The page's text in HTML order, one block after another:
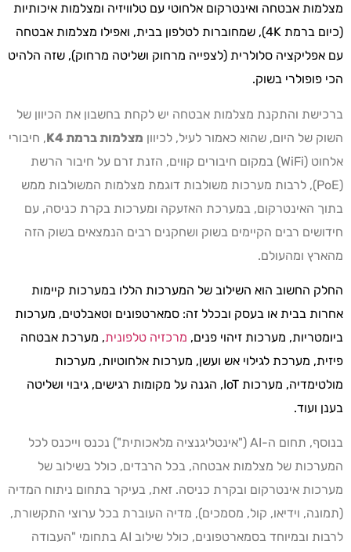
מצלמות אבטחה ואינטרקום אלחוטי עם טלוויזיה ומצלמות איכותיות
(כיום ברמת 4K), שמחוברות לטלפון בבית, ואפילו מצלמות אבטחה
עם אפליקציה סלולרית (לצפייה מרחוק ושליטה מרחוק), שזה הלהיט
הכי פופולרי בשוק.
ברכישת והתקנת מצלמות אבטחה יש לקחת בחשבון את הכיוון של
השוק של היום, שהוא כאמור לעיל, לכיוון מצלמות ברמת K4
, חיבורי
אלחוט (WiFi) במקום חיבורים קווים, הזנת זרם על חיבור הרשת
(PoE), לרבות מערכות משולבות דוגמת מצלמות המשולבות ממש
בתוך האינטרקום, במערכת האזעקה ומערכות בקרת כניסה, עם
חידושים רבים הקיימים בשוק ושחקנים רבים הנמצאים בשוק הזה
מהארץ ומהעולם.
החלק החשוב הוא השילוב של המערכות הללו במערכות קיימות
אחרות בבית או בעסק ובכלל זה: סמארטפונים וטאבלטים, מערכות
ביומטריות, מערכות זיהוי פנים, מרכזיה טלפונית, מערכת אבטחה
פיזית, מערכת לגילוי אש ועשן, מערכות אלחוטיות, מערכות
מולטימדיה, מערכות IoT, הגנה על מקומות רגישים, גיבוי ושליטה
בענן ועוד.
בנוסף, תחום ה-AI ("אינטליגנציה מלאכותית") נכנס וייכנס לכל
המערכות של מצלמות אבטחה, בכל הרבדים, כולל בשילוב של
מערכות אינטרקום ובקרת כניסה. זאת, בעיקר בתחום ניתוח המדיה
(תמונה, וידיאו, קול, מסמכים), מדיה העוברת בכל ערוצי התקשורת,
לרבות ובמיוחד בסמארטפונים, כולל שילוב AI בתחומי "העבודה